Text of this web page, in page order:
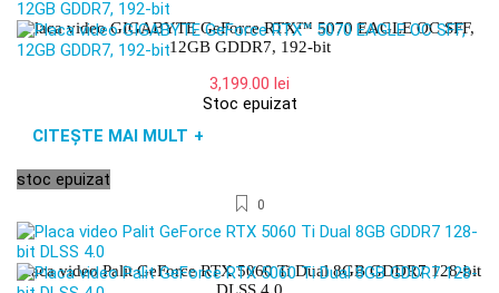
Placa video GIGABYTE GeForce RTX™ 5070 EAGLE OC SFF,
12GB GDDR7, 192-bit
3,199.00 lei
Stoc epuizat
CITEȘTE MAI MULT +
stoc epuizat
0
Placa video Palit GeForce RTX 5060 Ti Dual 8GB GDDR7 128-bit